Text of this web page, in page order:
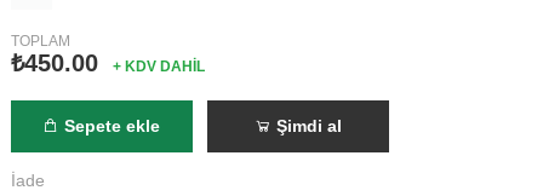
TOPLAM
₺450.00 + KDV DAHİL
Sepete ekle Şimdi al
İade